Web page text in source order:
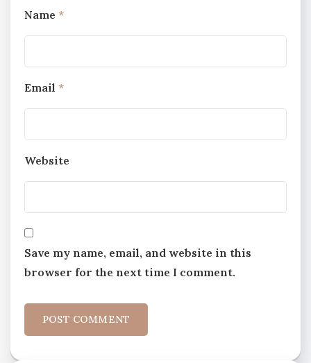
Name *
Email *
Website
Save my name, email, and website in this
browser for the next time I comment.